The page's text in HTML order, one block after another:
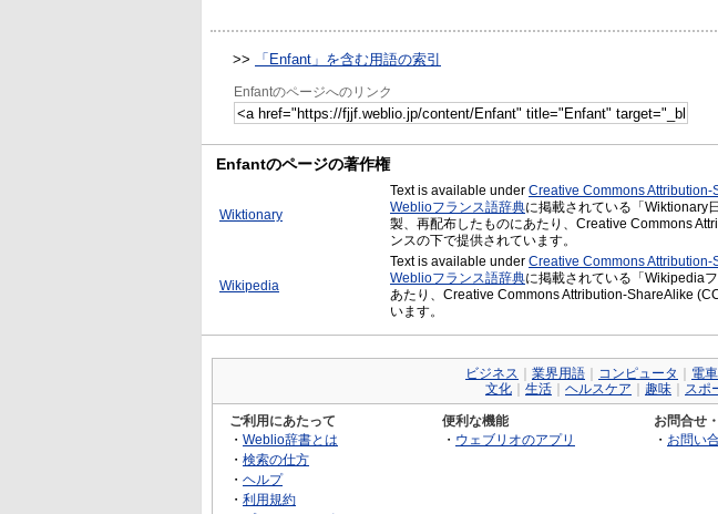
>> 「Enfant」を含む用語の索引
Enfantのページへのリンク
Enfantのページの著作権
Wiktionary
Text is available under Creative Commons Attribution-
Weblioフランス語辞典に掲載されている「Wiktionary
製、再配布したものにあたり、Creative Commons
ンスの下で提供されています。
Wikipedia
Text is available under Creative Commons Attribution-
Weblioフランス語辞典に掲載されている「Wikipedia
あたり、Creative Commons Attribution-ShareAlike
います。
ビジネス 業界用語 コンピュータ 電車
文化
生活 ヘルスケア 趣味 スポ
ご利用にあたって
・ Weblio辞書とは
・ 検索の仕方
・ ヘルプ
・ 利用規約
便利な機能
・ ウェブリオのアプリ
お問合せ
・ お問い